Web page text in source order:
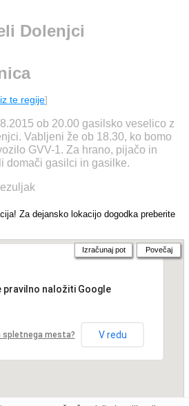
Dolenjci
te regije]
ob 20.00 gasilsko veselico z
Vabljeni že ob 18.30, ko bomo
GVV-1. Za hrano, pijačo in
domači gasilci in gasilke.
Za dejansko lokacijo dogodka preberite
pravilno naložiti Google
mesta? V redu
Izračunaj pot Povečaj